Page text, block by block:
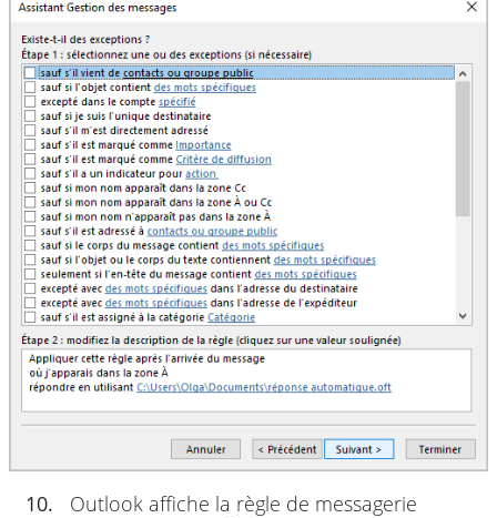
10.
Outlook affiche la règle de messagerie